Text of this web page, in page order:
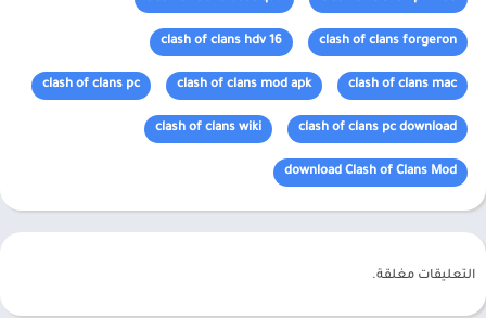
clash of clans forgeron
clash of clans hdv 16
clash of clans mac
clash of clans mod apk
clash of clans pc
clash of clans pc download
clash of clans wiki
download Clash of Clans Mod
التعليقات مغلقة.